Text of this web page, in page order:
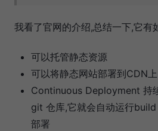
我看了官网的介绍,总结一下,它有
可以托管静态资源
可以将静态网站部署到CDN上
Continuous Deployment 持
git 仓库,它就会自动运行
部署